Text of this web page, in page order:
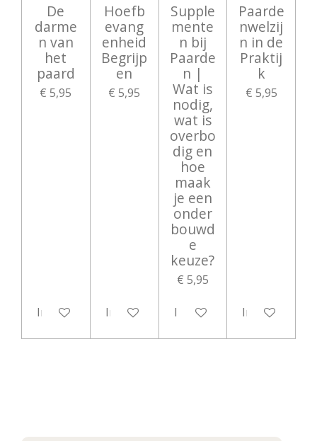
De
darme
n van
het
paard
€ 5,95
In winkelwagen
Hoefb
evang
enheid
Begrijp
en
€ 5,95
In winkelwagen
Supple
mente
n bij
Paarde
n |
Wat is
nodig,
wat is
overbo
dig en
hoe
maak
je een
onder
bouwd
e
keuze?
€ 5,95
In winkelwagen
Paarde
nwelzij
n in de
Praktij
k
€ 5,95
In